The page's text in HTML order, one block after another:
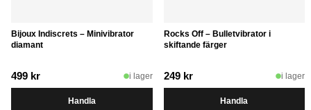
Bijoux Indiscrets – Minivibrator
diamant
499 kr i lager
Handla
Rocks Off – Bulletvibrator i
skiftande färger
249 kr i lager
Handla